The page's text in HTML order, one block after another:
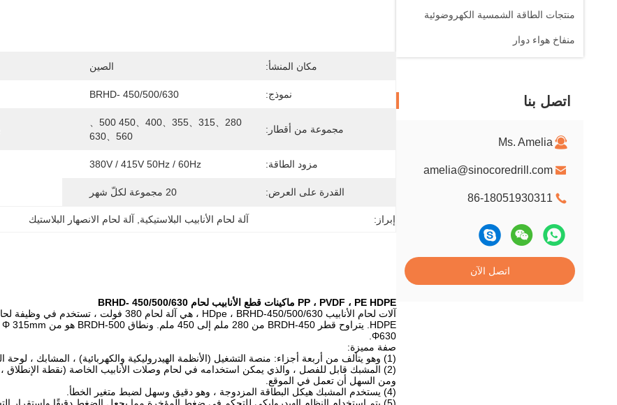
منتجات الطاقة الشمسية الكهروضوئية
منفاخ هواء دوار
اتصل بنا
Ms. Amelia
amelia@sinocoredrill.com
86-18051930311
اتصل الآن
مكان المنشأ: الصين
نموذج: BRHD- 450/500/630
مجموعة من أقطار:
560、630
مزود الطاقة: 380V / 415V 50Hz / 60Hz
القدرة على العرض: 20 مجموعة لكلّ شهر
إبراز: آلة لحام الأنابيب البلاستيكية آلة لحام الانصهار البلاستيك
PP ، PVDF ، PE HDPE ماكينات قطع الأنابيب لحام BRHD- 450/500/630
Φ630.
صفة مميزة:
(1) وهو يتألف من أربعة أجزاء: منصة التشغيل (الأنظمة الهيدروليكية والكهربائية) ، المشابك ، لوحة التسخين وقواطع الطحن.
ومن السهل أن تعمل في الموقع.
(4) يستخدم المشبك هيكل البطاقة المزدوجة ، وهو دقيق وسهل لضبط متغير الخطأ.